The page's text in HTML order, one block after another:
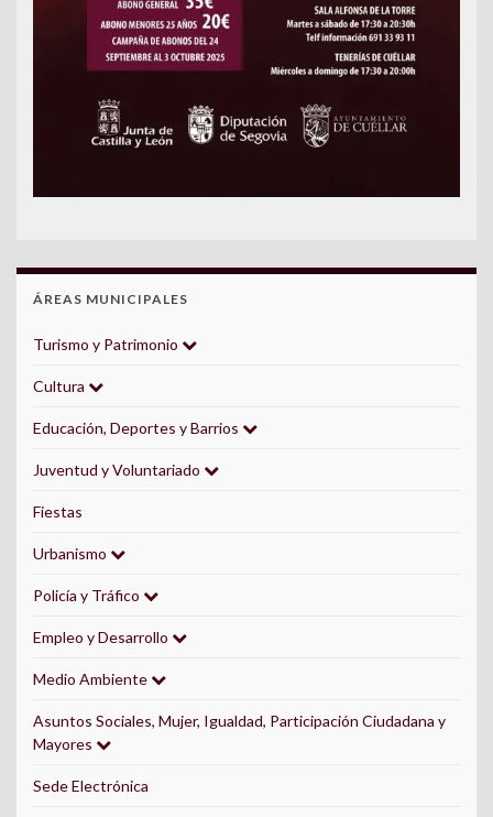
ÁREAS MUNICIPALES
Turismo y Patrimonio
Cultura
Educación, Deportes y Barrios
Juventud y Voluntariado
Fiestas
Urbanismo
Policía y Tráfico
Empleo y Desarrollo
Medio Ambiente
Asuntos Sociales, Mujer, Igualdad, Participación Ciudadana y
Mayores
Sede Electrónica